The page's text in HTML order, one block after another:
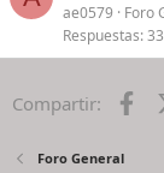
ae0579
Foro
Respuestas 33
Compartir:
Foro General